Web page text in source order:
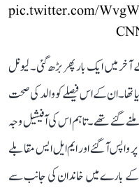
pic.twitter.com/
میں ایک بار پھر بڑھ گئی۔ لیونل
تھا۔ ان کے اس فیصلے کو والد کی صحت
گئے تھے۔ تاہم اس کی آفیشیل وجہ
واپس آ گئے اور ایم ایل ایس مقابلے
کے بارے میں خاندان کی جانب سے